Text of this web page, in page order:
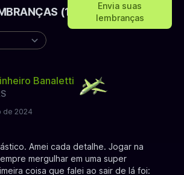
(10)
Envia suas
lembranças
Banaletti
de 2024
Amei cada detalhe. Jogar na
mergulhar em uma super
coisa que falei ao sair de lá foi: